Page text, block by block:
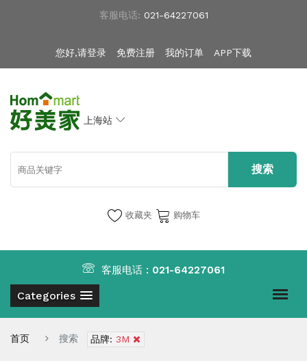
客服电话: 021-64227061
您好,请登录 免费注册 我的订单 APP下载
上海站
收藏夹 购物车
Categories
客服电话 : 021-64227061
首页 搜索 品牌: 3M